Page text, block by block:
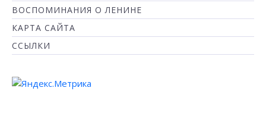
ВОСПОМИНАНИЯ О ЛЕНИНЕ
КАРТА САЙТА
ССЫЛКИ